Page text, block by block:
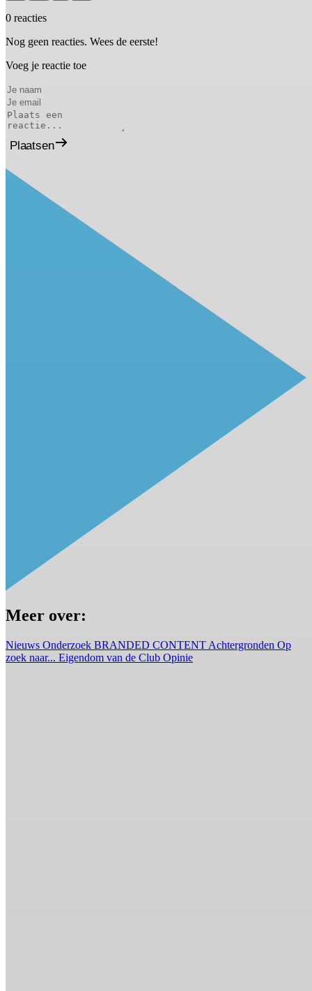
0 reacties
Nog geen reacties. Wees de eerste!
Voeg je reactie toe
Plaatsen
Meer over:
Nieuws Onderzoek BRANDED CONTENT Achtergronden Op
zoek naar... Eigendom van de Club Opinie